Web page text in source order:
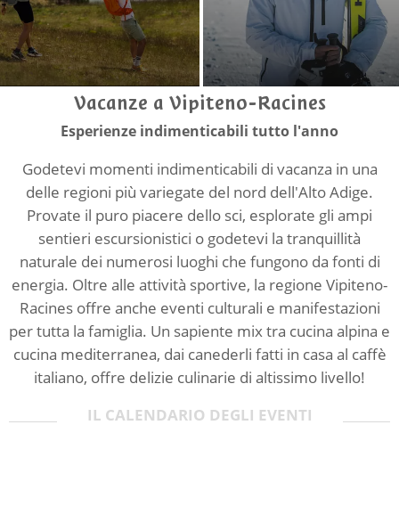
Vacanze a Vipiteno-Racines
Esperienze indimenticabili tutto l'anno
Godetevi momenti indimenticabili di vacanza in una
delle regioni più variegate del nord dell'Alto Adige.
Provate il puro piacere dello sci, esplorate gli ampi
sentieri escursionistici o godetevi la tranquillità
naturale dei numerosi luoghi che fungono da fonti di
energia. Oltre alle attività sportive, la regione Vipiteno-
Racines offre anche eventi culturali e manifestazioni
per tutta la famiglia. Un sapiente mix tra cucina alpina e
cucina mediterranea, dai canederli fatti in casa al caffè
italiano, offre delizie culinarie di altissimo livello!
IL CALENDARIO DEGLI EVENTI